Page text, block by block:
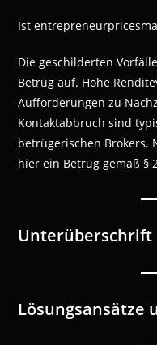
Ist
Die geschilderten
Betrug auf. Hohe
Aufforderungen zu
Kontaktabbruch sind
betrügerischen Brokers.
hier ein Betrug gemäß §
Unterüberschrift
Lösungsansätze